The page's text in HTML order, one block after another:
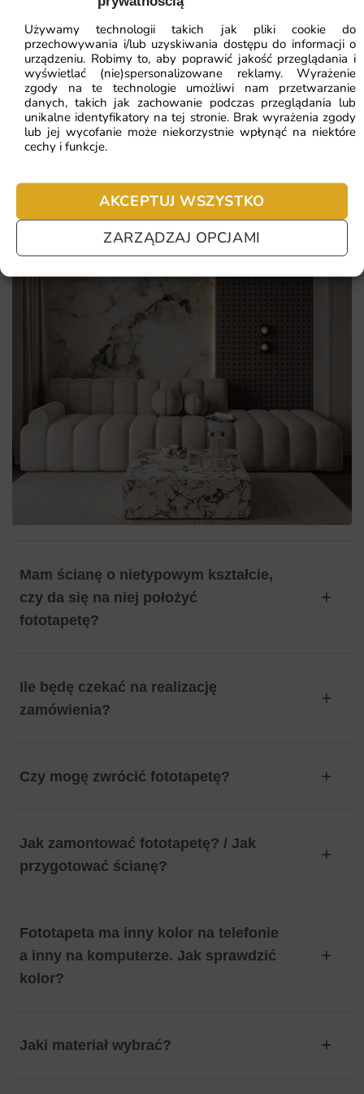
Używamy technologii takich jak pliki cookie do
przechowywania i/lub uzyskiwania dostępu do informacji o
urządzeniu. Robimy to, aby poprawić jakość przeglądania i
wyświetlać (nie)spersonalizowane reklamy. Wyrażenie
zgody na te technologie umożliwi nam przetwarzanie
danych, takich jak zachowanie podczas przeglądania lub
unikalne identyfikatory na tej stronie. Brak wyrażenia zgody
lub jej wycofanie może niekorzystnie wpłynąć na niektóre
cechy i funkcje.
AKCEPTUJ WSZYSTKO
ZARZĄDZAJ OPCJAMI
świetne odwzorowanie detali nawet na dużych formatach
Najczęściej zadawane pytania
Pomagamy i doradzamy przy każdym zakupie. Ale jeżeli
nie chcesz czekać – sprawdź najczęściej zadawane pytania.
Mam ścianę o nietypowym kształcie,
czy da się na niej położyć
fototapetę?
Ile będę czekać na realizację
zamówienia?
Czy mogę zwrócić fototapetę?
Jak zamontować fototapetę? / Jak
przygotować ścianę?
Fototapeta ma inny kolor na telefonie
a inny na komputerze. Jak sprawdzić
kolor?
Jaki materiał wybrać?